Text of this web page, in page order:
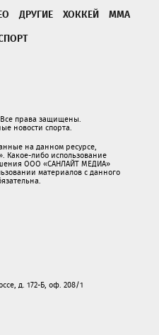
ДРУГИЕ ХОККЕЙ
ММА
права защищены.
новости спорта.
на данном ресурсе,
либо использование
ООО «САНЛАЙТ МЕДИА»
материалов с данного
д. 172-Б, оф. 208/1